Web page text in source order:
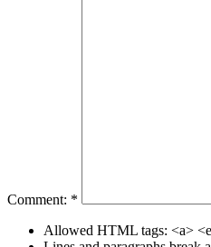
Comment: *
Allowed HTML tags: <a>